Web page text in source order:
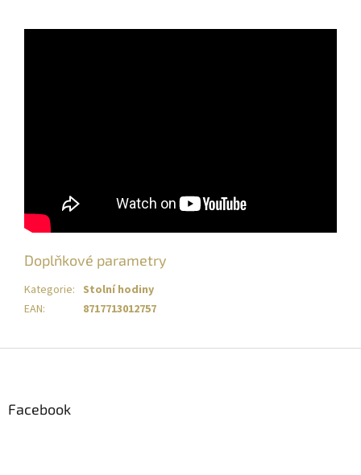
Doplňkové parametry
Kategorie: Stolní hodiny
EAN: 8717713012757
Facebook